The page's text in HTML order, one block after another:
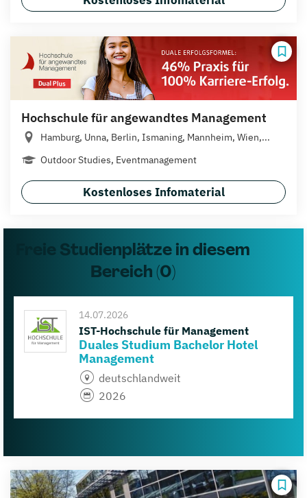
Hochschule für angewandtes Management
Hamburg, Unna, Berlin, Ismaning, Mannheim, Wien,...
Outdoor Studies, Eventmanagement
Kostenloses Infomaterial
Freie Studienplätze in diesem
Bereich (0)
14.07.2026
IST-Hochschule für Management
Duales Studium Bachelor Hotel
Management
deutschlandweit
2026